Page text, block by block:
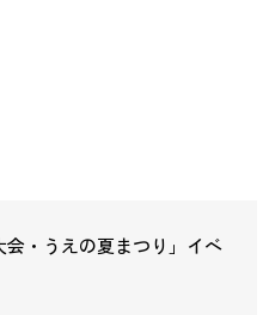
会・うえの夏まつり」イベ